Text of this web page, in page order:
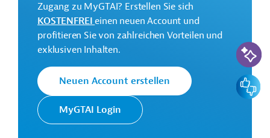
GTAI informiert über dieAFD: Schwerpunkte,
Regularien und praktische Hinweise zur
Geschäftsanbahnung.
8 Millionen Euro
Geberbeitrag:
8 Millionen Euro (Zuschuss)
Zugang zu MyGTAI? Erstellen Sie sich
KOSTENFREIeinen neuen Account und
profitieren Sie von zahlreichen Vorteilen und
exklusiven Inhalten.
Neuen Account erstellen
MyGTAI Login
KI-